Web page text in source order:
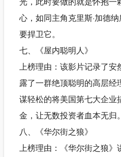
心，如同主角克里斯·加德
要捍卫它。
七、《屋内聪明人》
上榜理由：该影片记录了安
露了一群绝顶聪明的高层经
谋轻松的将美国第七大企业
金，让无数投资者血本无归。
八、《华尔街之狼》
上榜理由：《华尔街之狼》